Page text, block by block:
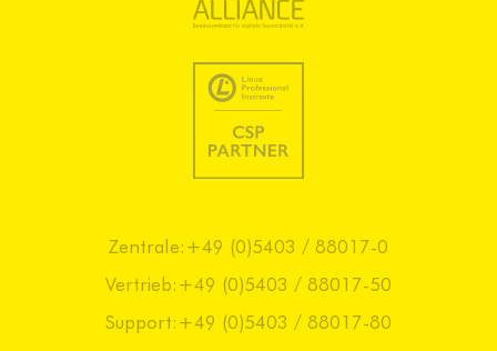
Zentrale:+49 (0)5403 / 88017-0
Vertrieb:+49 (0)5403 / 88017-50
Support:+49 (0)5403 / 88017-80